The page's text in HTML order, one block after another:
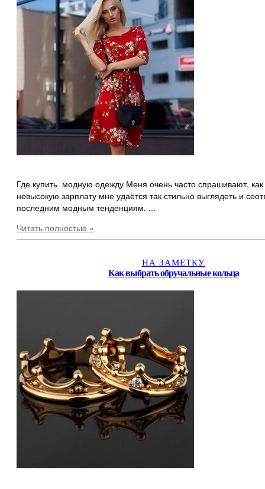
Где купить модную одежду Меня очень часто спрашивают,
невысокую зарплату мне удаётся так стильно выглядеть и
последним модным тенденциям. ...
Читать полностью »
НА ЗАМЕТКУ
Как выбрать обручальные кольца